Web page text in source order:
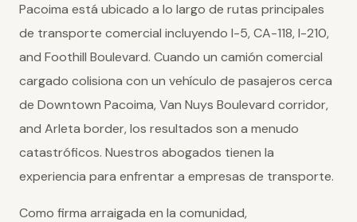
Pacoima está ubicado a lo largo de rutas principales
de transporte comercial incluyendo I-5, CA-118, I-210,
and Foothill Boulevard. Cuando un camión comercial
cargado colisiona con un vehículo de pasajeros cerca
de Downtown Pacoima, Van Nuys Boulevard corridor,
and Arleta border, los resultados son a menudo
catastróficos. Nuestros abogados tienen la
experiencia para enfrentar a empresas de transporte.
Como firma arraigada en la comunidad,